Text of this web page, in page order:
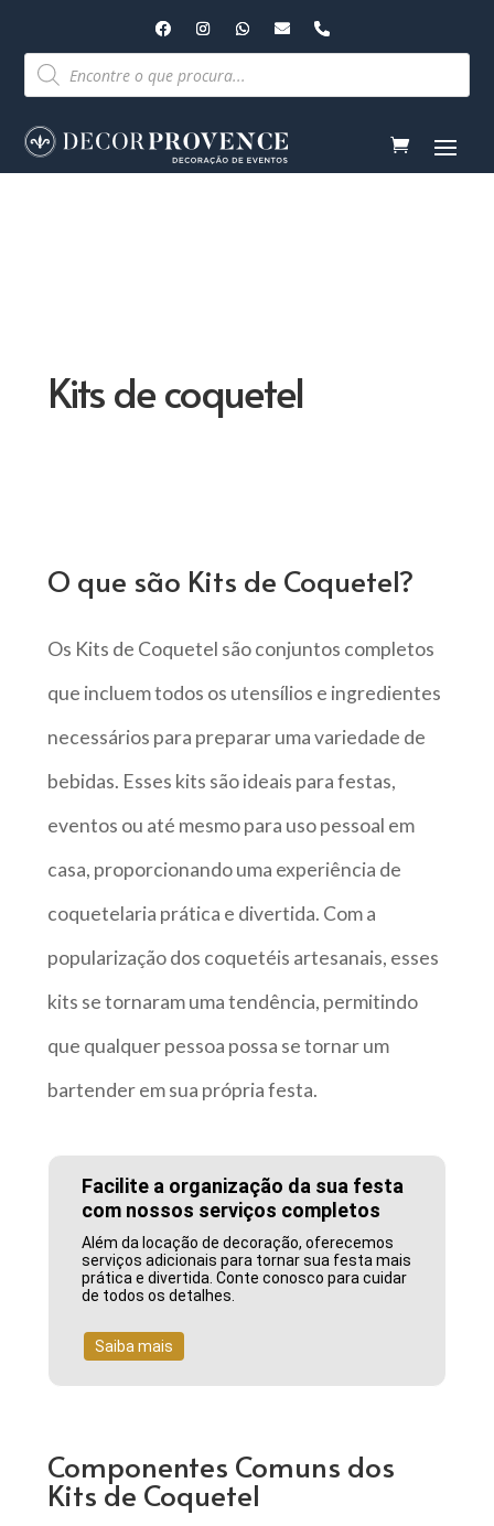
Pesquisar
produtos
Kits de coquetel
O que são Kits de Coquetel?
Os Kits de Coquetel são conjuntos completos
que incluem todos os utensílios e ingredientes
necessários para preparar uma variedade de
bebidas. Esses kits são ideais para festas,
eventos ou até mesmo para uso pessoal em
casa, proporcionando uma experiência de
coquetelaria prática e divertida. Com a
popularização dos coquetéis artesanais, esses
kits se tornaram uma tendência, permitindo
que qualquer pessoa possa se tornar um
bartender em sua própria festa.
Facilite a organização da sua festa
com nossos serviços completos
Além da locação de decoração, oferecemos
serviços adicionais para tornar sua festa mais
prática e divertida. Conte conosco para cuidar
de todos os detalhes.
Saiba mais
Componentes Comuns dos
Kits de Coquetel